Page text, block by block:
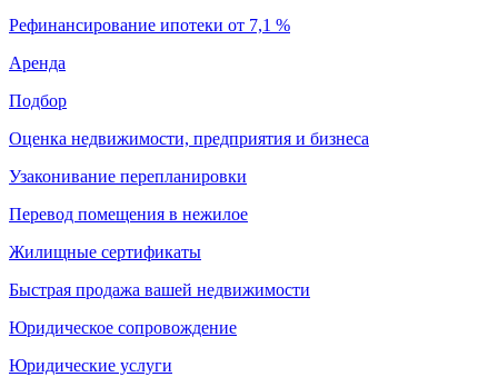
Рефинансирование ипотеки от 7,1 %
Аренда
Подбор
Оценка недвижимости, предприятия и бизнеса
Узаконивание перепланировки
Перевод помещения в нежилое
Жилищные сертификаты
Быстрая продажа вашей недвижимости
Юридическое сопровождение
Юридические услуги